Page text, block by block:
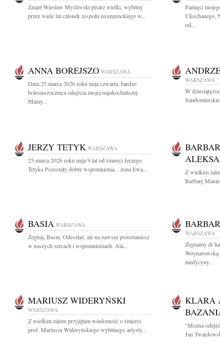
Zmarł Wiesław Myśliwski pisarz wielki, wybitny
przez wiele lat członek zespołu recenzenckiego w...
Pamięci
Ukochanego,
od...
ANNA BOREJSZO WARSZAWA
Dnia 25 marca 2026 roku mija czwarta, bardzo
bolesna rocznica odejścia mojej najukochańszej
Mamy...
WARSZAWA
W dziesiątą
JERZY TETYK WARSZAWA
25 marca 2026 roku mija 9 lat od śmierci Jerzego
Tetyka Pozostały dobre wspomnienia... żona Ewa...
Z wielkim
Barbarę
BASIA WARSZAWA
Żegnaj, Basiu, Odeszłaś, ale na zawsze pozostaniesz
w naszych sercach i wspomnieniach. Ala...
WARSZAWA
Żegnamy dr
Woynarowską
medycyny...
MARIUSZ WIDERYŃSKI
WARSZAWA
Z wielkim żalem przyjęłam wiadomość o śmierci
prof. Mariusza Wideryńskiego wybitnego artysty...
KLARA
"Można
Jan